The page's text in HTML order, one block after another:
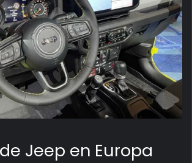
Jeep en Europa